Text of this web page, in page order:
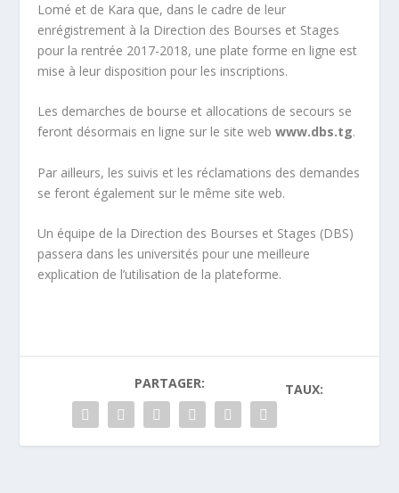
Lomé et de Kara que, dans le cadre de leur
enrégistrement à la Direction des Bourses et Stages
pour la rentrée 2017-2018, une plate forme en ligne est
mise à leur disposition pour les inscriptions.
Les demarches de bourse et allocations de secours se
feront désormais en ligne sur le site webwww.dbs.tg.
Par ailleurs, les suivis et les réclamations des demandes
se feront également sur le même site web.
Un équipe de la Direction des Bourses et Stages (DBS)
passera dans les universités pour une meilleure
explication de l’utilisation de la plateforme.
PARTAGER: TAUX: